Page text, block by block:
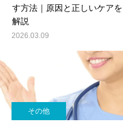
す方法｜原因と正しいケアを
解説
2026.03.09
その他